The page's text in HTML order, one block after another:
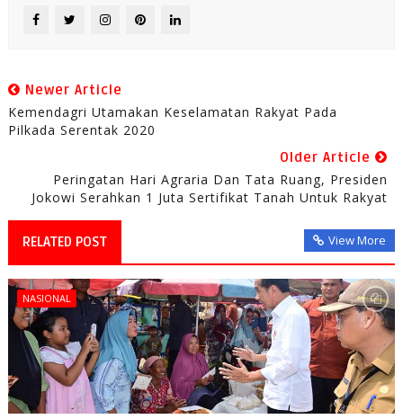
Newer Article
Kemendagri Utamakan Keselamatan Rakyat Pada
Pilkada Serentak 2020
Older Article
Peringatan Hari Agraria Dan Tata Ruang, Presiden
Jokowi Serahkan 1 Juta Sertifikat Tanah Untuk Rakyat
RELATED POST View More
NASIONAL